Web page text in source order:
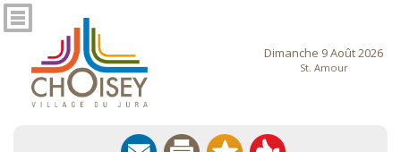
Dimanche 9 Août 2026
St. Amour